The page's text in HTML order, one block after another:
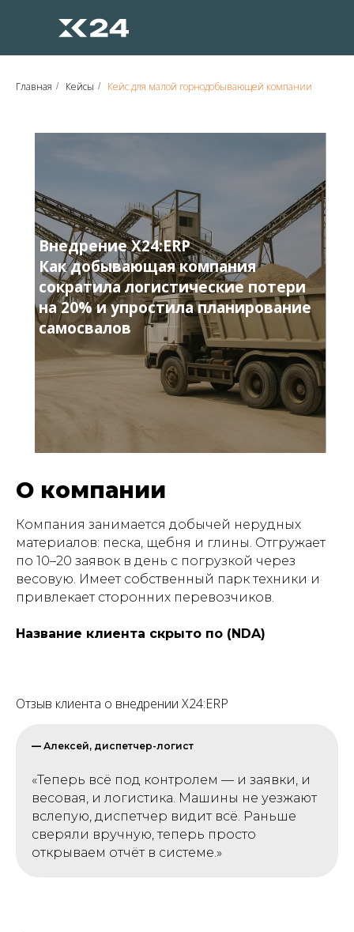
Главная / Кейсы / Кейс для малой горнодобывающей компании
Внедрение X24:ERP
Как добывающая компания
сократила логистические потери
на 20% и упростила планирование
самосвалов
О компании
Компания занимается добычей нерудных
материалов: песка, щебня и глины. Отгружает
по 10–20 заявок в день с погрузкой через
весовую. Имеет собственный парк техники и
привлекает сторонних перевозчиков.
Название клиента скрыто по (NDA)
Отзыв клиента о внедрении X24:ERP
— Алексей, диспетчер-логист
«Теперь всё под контролем — и заявки, и
весовая, и логистика. Машины не уезжают
вслепую, диспетчер видит всё. Раньше
сверяли вручную, теперь просто
открываем отчёт в системе.»